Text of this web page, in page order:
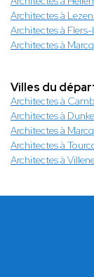
Architectes à
Architectes à
Architectes à
Villes du
Architectes à
Architectes à
Architectes à
Architectes à
Architectes à